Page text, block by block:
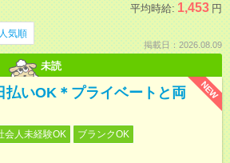
平均時給: 1,453 円
人気順
掲載日：2026.08.09
未読
NEW
払いOK＊プライベートと両
会人未経験OK
ブランクOK